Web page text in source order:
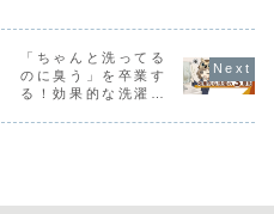
、
し
景
け
楽
の背景には何があ
安、賃金の仕組み
など、身近な疑問
からニュースが面
白くなる「大人の
学び直し」のヒン
係、高級ダ
で幅広く紹
「ちょけん!
は、寒い季
識をわかり
「ちゃんと洗ってる
のに臭う」を卒業す
る！効果的な洗濯の